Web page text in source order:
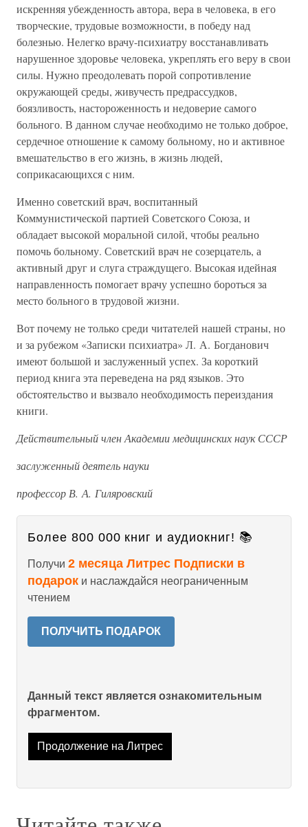
искренняя убежденность автора, вера в человека, в его
творческие, трудовые возможности, в победу над
болезнью. Нелегко врачу-психиатру восстанавливать
нарушенное здоровье человека, укреплять его веру в свои
силы. Нужно преодолевать порой сопротивление
окружающей среды, живучесть предрассудков,
боязливость, настороженность и недоверие самого
больного. В данном случае необходимо не только доброе,
сердечное отношение к самому больному, но и активное
вмешательство в его жизнь, в жизнь людей,
соприкасающихся с ним.
Именно советский врач, воспитанный
Коммунистической партией Советского Союза, и
обладает высокой моральной силой, чтобы реально
помочь больному. Советский врач не созерцатель, а
активный друг и слуга страждущего. Высокая идейная
направленность помогает врачу успешно бороться за
место больного в трудовой жизни.
Вот почему не только среди читателей нашей страны, но
и за рубежом «Записки психиатра» Л. А. Богданович
имеют большой и заслуженный успех. За короткий
период книга эта переведена на ряд языков. Это
обстоятельство и вызвало необходимость переиздания
книги.
Действительный член Академии медицинских наук СССР
заслуженный деятель науки
профессор В. А. Гиляровский
Более 800 000 книг и аудиокниг! 📚
Получи 2 месяца Литрес Подписки в
подарок и наслаждайся неограниченным
чтением
ПОЛУЧИТЬ ПОДАРОК
Данный текст является ознакомительным
фрагментом.
Продолжение на Литрес